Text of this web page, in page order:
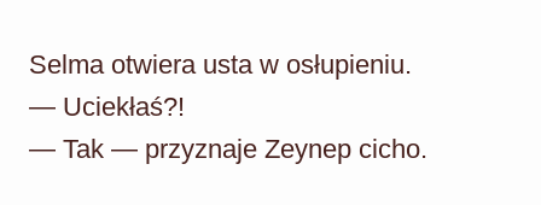
Selma otwiera usta w osłupieniu.
— Uciekłaś?!
— Tak — przyznaje Zeynep cicho.